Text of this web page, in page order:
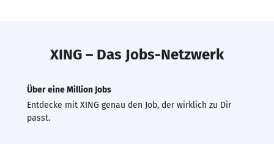
XING – Das Jobs-Netzwerk
Über eine Million Jobs
Entdecke mit XING genau den Job, der wirklich zu Dir
passt.